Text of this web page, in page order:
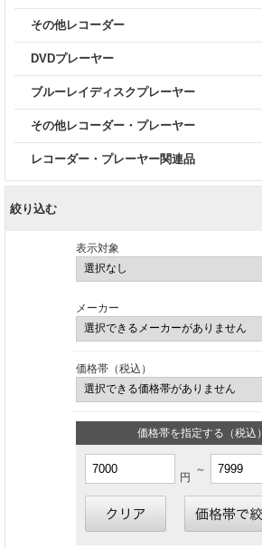
その他レコーダー
DVDプレーヤー
ブルーレイディスクプレーヤー
その他レコーダー・プレーヤー
レコーダー・プレーヤー関連品
絞り込む
表示対象
メーカー
価格帯（税込）
価格帯を指定する（税込）
円
～